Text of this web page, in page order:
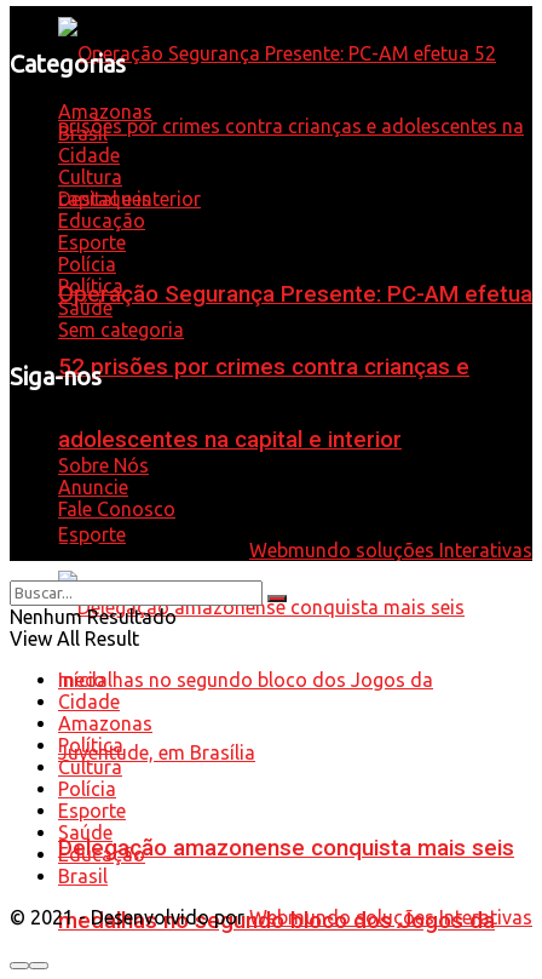
Operação Segurança Presente: PC-AM efetua
52 prisões por crimes contra crianças e
adolescentes na capital e interior
Esporte
Delegação amazonense conquista mais seis
medalhas no segundo bloco dos Jogos da
Categorias
Amazonas
Brasil
Cidade
Cultura
Destaques
Educação
Esporte
Polícia
Política
Saúde
Sem categoria
Siga-nos
Sobre Nós
Anuncie
Fale Conosco
© 2021 - Desenvolvido por Webmundo soluções Interativas
Nenhum Resultado
View All Result
Início
Cidade
Amazonas
Política
Cultura
Polícia
Esporte
Saúde
Educação
Brasil
© 2021 - Desenvolvido porWebmundo soluções Interativas